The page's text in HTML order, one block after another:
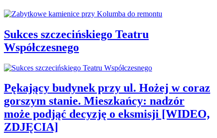
Sukces szczecińskiego Teatru
Współczesnego
Pękający budynek przy ul. Hożej w coraz
gorszym stanie. Mieszkańcy: nadzór
może podjąć decyzję o eksmisji [WIDEO,
ZDJĘCIA]